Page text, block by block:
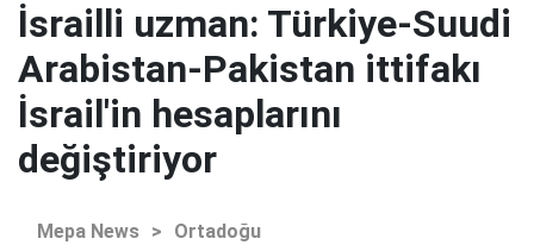
İsrailli uzman: Türkiye-Suudi
Arabistan-Pakistan ittifakı
İsrail'in hesaplarını
değiştiriyor
Mepa News > Ortadoğu